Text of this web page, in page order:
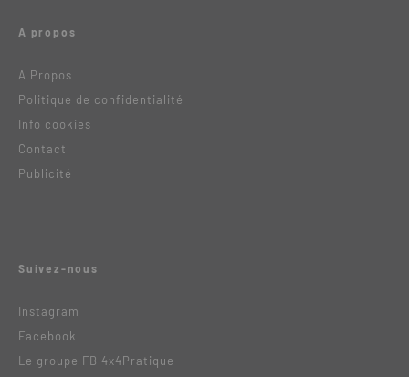
A propos
A Propos
Politique de confidentialité
Info cookies
Contact
Publicité
Suivez-nous
Instagram
Facebook
Le groupe FB 4x4Pratique